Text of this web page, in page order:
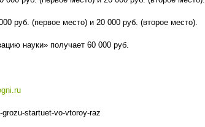
руб. (первое место) и 20 000 руб. (второе место).
науки» получает 60 000 руб.
startuet-vo-vtoroy-raz